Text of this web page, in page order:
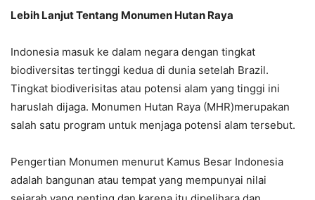
Lebih Lanjut Tentang Monumen Hutan Raya
Indonesia masuk ke dalam negara dengan tingkat
biodiversitas tertinggi kedua di dunia setelah Brazil.
Tingkat biodiverisitas atau potensi alam yang tinggi ini
haruslah dijaga. Monumen Hutan Raya (MHR)merupakan
salah satu program untuk menjaga potensi alam tersebut.
Pengertian Monumen menurut Kamus Besar Indonesia
adalah bangunan atau tempat yang mempunyai nilai